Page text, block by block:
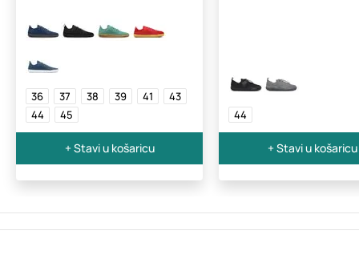
36 37 38 39 41
43
44
45
+ Stavi u košaricu
44
+ Stavi u košaricu